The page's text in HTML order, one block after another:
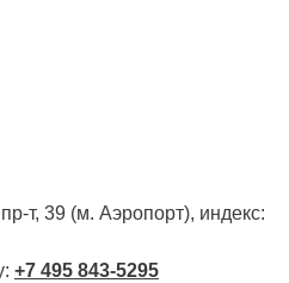
т, 39 (м. Аэропорт), индекс:
+7 495 843-5295